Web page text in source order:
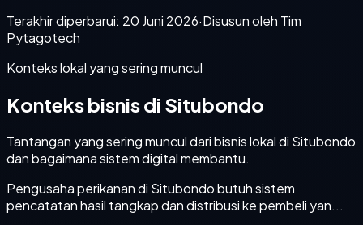
Terakhir diperbarui: 20 Juni 2026·Disusun oleh Tim
Pytagotech
Konteks lokal yang sering muncul
Konteks bisnis di Situbondo
Tantangan yang sering muncul dari bisnis lokal di Situbondo
dan bagaimana sistem digital membantu.
Pengusaha perikanan di Situbondo butuh sistem
pencatatan hasil tangkap dan distribusi ke pembeli yan...